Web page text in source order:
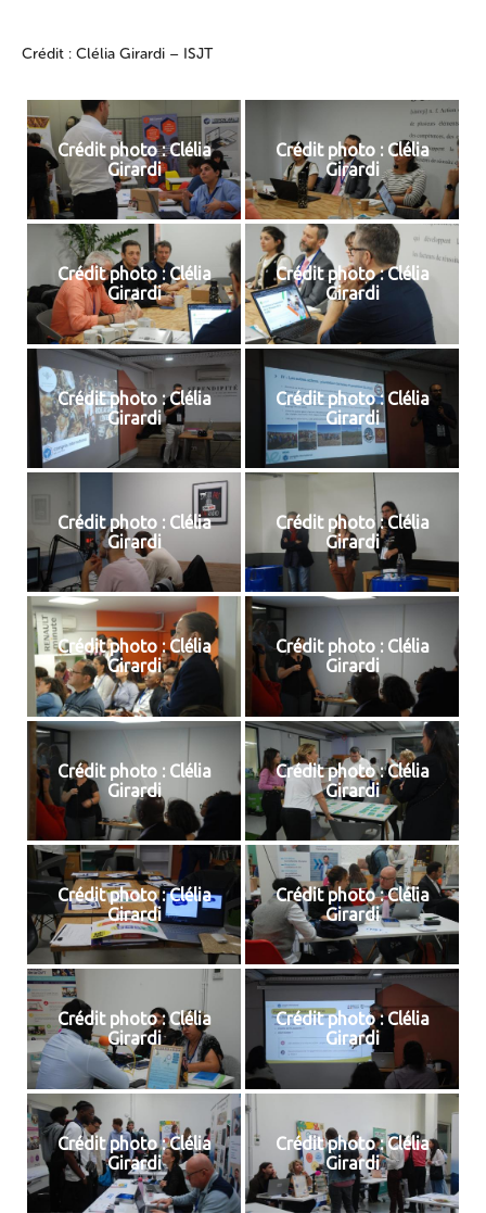
Crédit : Clélia Girardi – ISJT
Crédit photo : Clélia
Girardi
Crédit photo : Clélia
Girardi
Crédit photo : Clélia
Girardi
Crédit photo : Clélia
Girardi
Crédit photo : Clélia
Girardi
Crédit photo : Clélia
Girardi
Crédit photo : Clélia
Girardi
Crédit photo : Clélia
Girardi
Crédit photo : Clélia
Girardi
Crédit photo : Clélia
Girardi
Crédit photo : Clélia
Girardi
Crédit photo : Clélia
Girardi
Crédit photo : Clélia
Girardi
Crédit photo : Clélia
Girardi
Crédit photo : Clélia
Girardi
Crédit photo : Clélia
Girardi
Crédit photo : Clélia
Girardi
Crédit photo : Clélia
Girardi